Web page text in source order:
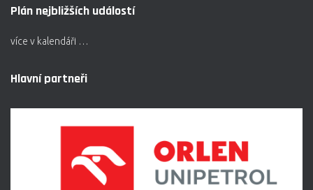
Plán nejbližších událostí
více v kalendáři …
Hlavní partneři